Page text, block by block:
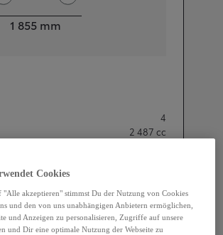
1 855 mm
4
2 487 cc
180
km/h
100 km
7,7 Sekunden
Cookies
akzeptieren" stimmst Du der Nutzung von Cookies
und den von uns unabhängigen Anbietern ermöglichen,
und Anzeigen zu personalisieren, Zugriffe auf unsere
und Dir eine optimale Nutzung der Webseite zu